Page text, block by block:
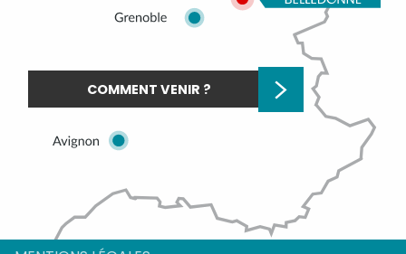
COMMENT VENIR ?